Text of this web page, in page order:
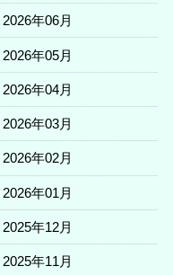
2026年06月
2026年05月
2026年04月
2026年03月
2026年02月
2026年01月
2025年12月
2025年11月